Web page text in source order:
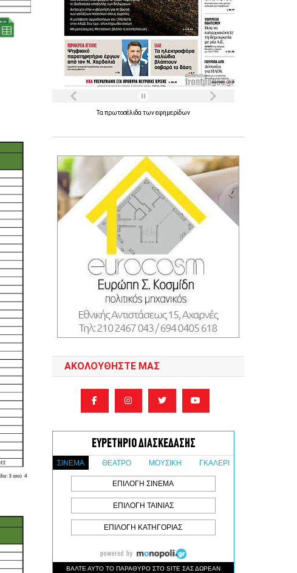
Ταπρωτοσέλιδατωνεφημερίδων
ΑΚΟΛΟΥΘΉΣΤΕ ΜΑΣ